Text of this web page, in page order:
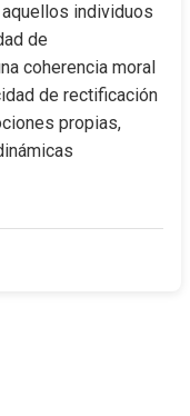
individuos
de
coherencia moral
de rectificación
propias,